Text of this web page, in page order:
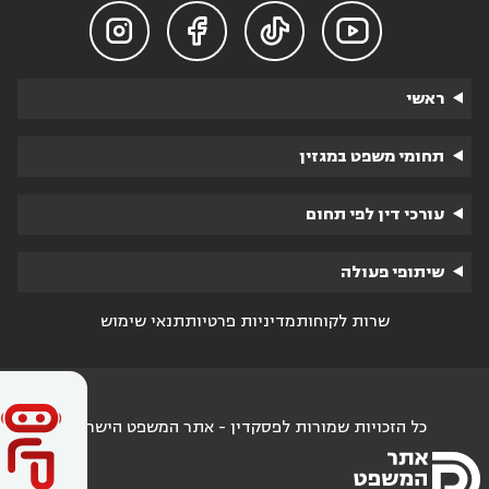




ראשי
תחומי משפט במגזין
עורכי דין לפי תחום
שיתופי פעולה
שרות לקוחותמדיניות פרטיותתנאי שימוש
כל הזכויות שמורות לפסקדין - אתר המשפט הישראלי